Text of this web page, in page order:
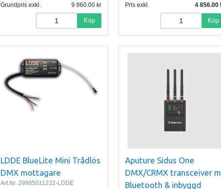
Grundpris exkl.
9 860.00
Köp
Pris exkl. 4 856.00
Köp
LDDE BlueLite Mini Trådlös
DMX mottagare
Art.Nr.29985011232-LDDE
Aputure Sidus One
DMX/CRMX transceiver m
Bluetooth & inbyggd